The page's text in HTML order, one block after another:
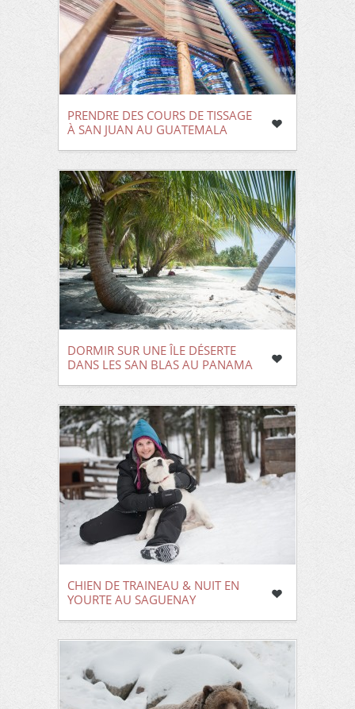
PRENDRE DES COURS DE TISSAGE
À SAN JUAN AU GUATEMALA
DORMIR SUR UNE ÎLE DÉSERTE
DANS LES SAN BLAS AU PANAMA
CHIEN DE TRAINEAU & NUIT EN
YOURTE AU SAGUENAY